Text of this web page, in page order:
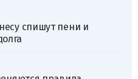
спишут пени и